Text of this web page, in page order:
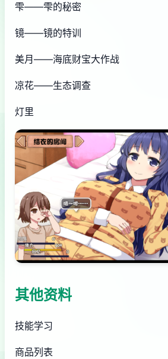
雫——雫的秘密
镜——镜的特训
美月——海底财宝大作战
凉花——生态调查
灯里
其他资料
技能学习
商品列表